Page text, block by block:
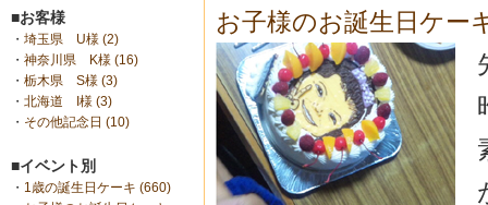
■お客様
・ 埼玉県 U様 (2)
・ 神奈川県 K様 (16)
・ 栃木県 S様 (3)
・ 北海道 I様 (3)
・ その他記念日 (10)
■イベント別
・ 1歳の誕生日ケーキ (660)
お子様のお誕生日ケー